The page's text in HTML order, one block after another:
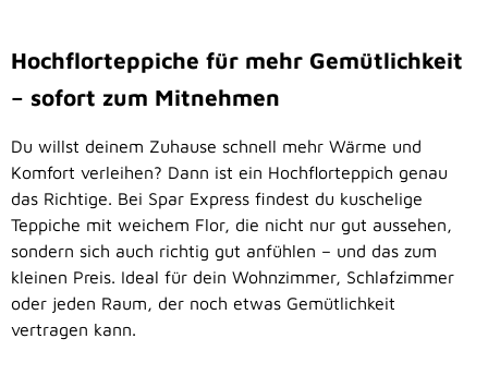
Hochflorteppiche für mehr Gemütlichkeit
– sofort zum Mitnehmen
Du willst deinem Zuhause schnell mehr Wärme und
Komfort verleihen? Dann ist ein Hochflorteppich genau
das Richtige. Bei Spar Express findest du kuschelige
Teppiche mit weichem Flor, die nicht nur gut aussehen,
sondern sich auch richtig gut anfühlen – und das zum
kleinen Preis. Ideal für dein Wohnzimmer, Schlafzimmer
oder jeden Raum, der noch etwas Gemütlichkeit
vertragen kann.